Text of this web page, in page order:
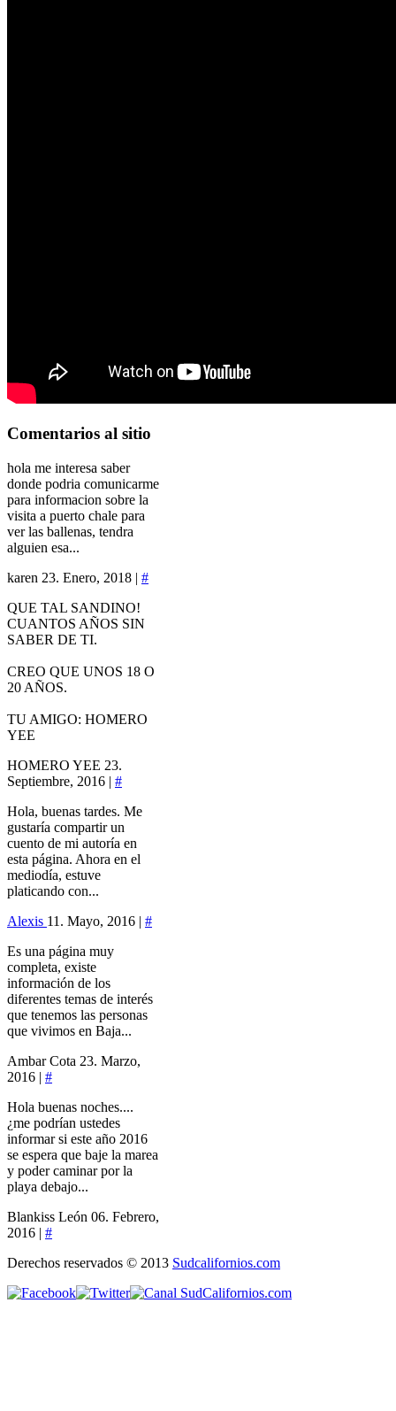
Comentarios al sitio
hola me interesa saber
donde podria comunicarme
para informacion sobre la
visita a puerto chale para
ver las ballenas, tendra
alguien esa...
karen 23. Enero, 2018 | #
QUE TAL SANDINO!
CUANTOS AÑOS SIN
SABER DE TI.
CREO QUE UNOS 18 O
20 AÑOS.
TU AMIGO: HOMERO
YEE
HOMERO YEE 23.
Septiembre, 2016 | #
Hola, buenas tardes. Me
gustaría compartir un
cuento de mi autoría en
esta página. Ahora en el
mediodía, estuve
platicando con...
Alexis 11. Mayo, 2016 | #
Es una página muy
completa, existe
información de los
diferentes temas de interés
que tenemos las personas
que vivimos en Baja...
Ambar Cota 23. Marzo,
2016 | #
Hola buenas noches....
¿me podrían ustedes
informar si este año 2016
se espera que baje la marea
y poder caminar por la
playa debajo...
Blankiss León 06. Febrero,
2016 | #
Derechos reservados © 2013 Sudcalifornios.com